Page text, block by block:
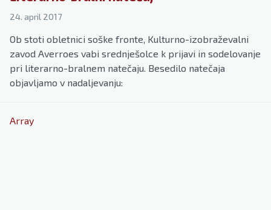
24. april 2017
Ob stoti obletnici soške fronte, Kulturno-izobraževalni
zavod Averroes vabi srednješolce k prijavi in sodelovanje
pri literarno-bralnem natečaju. Besedilo natečaja
objavljamo v nadaljevanju:
Array